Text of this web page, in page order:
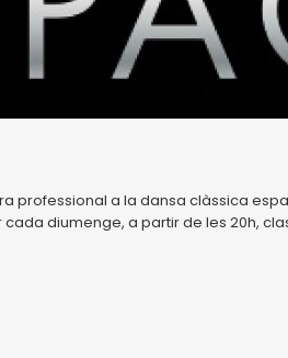
professional a la dansa clàssica
diumenge, a partir de les 20h,